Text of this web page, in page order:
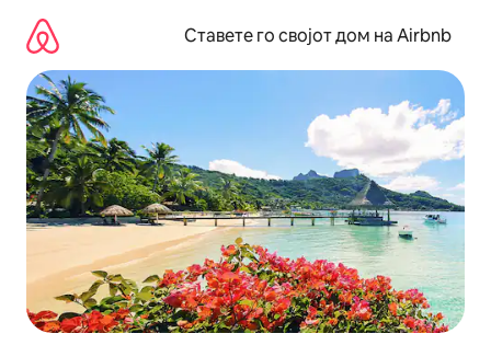
содржина
Ставете го својот дом на Airbnb